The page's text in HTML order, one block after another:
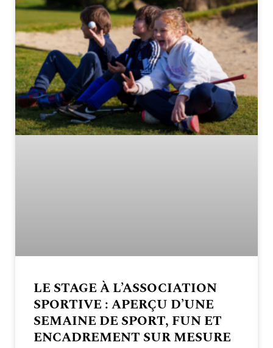
LE STAGE À L’ASSOCIATION
SPORTIVE : APERÇU D’UNE
SEMAINE DE SPORT, FUN ET
ENCADREMENT SUR MESURE